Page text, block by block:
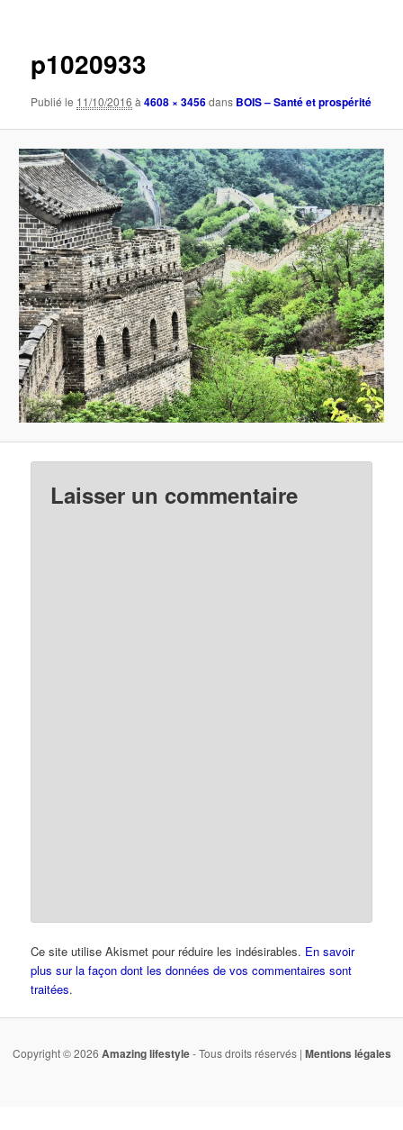
p1020933
Publié le 11/10/2016 à4608 × 3456dans BOIS – Santé et prospérité
Laisser un commentaire
Ce site utilise Akismet pour réduire les indésirables. En savoir
plus sur la façon dont les données de vos commentaires sont
traitées.
Copyright © 2026 Amazing lifestyle- Tous droits réservés | Mentions légales